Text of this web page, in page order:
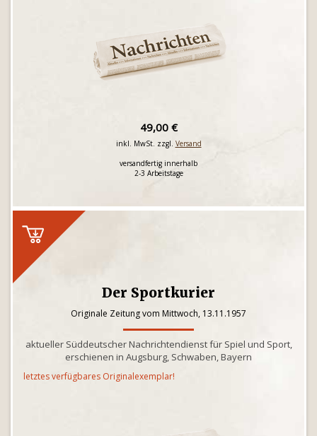
49,00 €
inkl. MwSt. zzgl. Versand
versandfertig innerhalb
2-3 Arbeitstage
Der Sportkurier
Originale Zeitung vom Mittwoch, 13.11.1957
aktueller Süddeutscher Nachrichtendienst für Spiel und Sport,
erschienen in Augsburg, Schwaben, Bayern
letztes verfügbares Originalexemplar!